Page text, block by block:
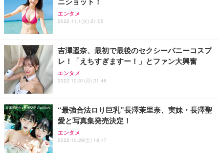
エンタメ
2022.11.1(火) 21:05
吉澤遥奈、最初で最後のセクシーバニーコスプ
レ！「えちすぎますー！」とファン大興奮
エンタメ
2022.10.31(月) 21:46
“最強合法ロり巨乳”長澤茉里奈、実妹・長澤聖
愛と写真集発売決定！
エンタメ
2022.10.29(土) 18:17